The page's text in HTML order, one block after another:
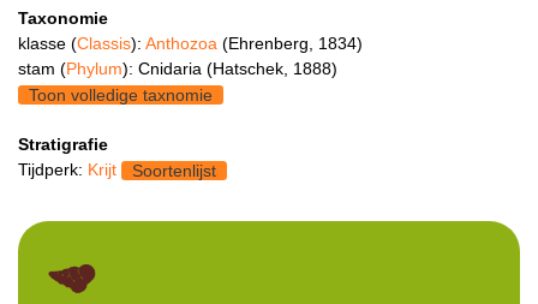
Taxonomie
klasse (Classis): Anthozoa (Ehrenberg, 1834)
stam (Phylum): Cnidaria (Hatschek, 1888)
Toon volledige taxnomie
Stratigrafie
Tijdperk: Krijt Soortenlijst